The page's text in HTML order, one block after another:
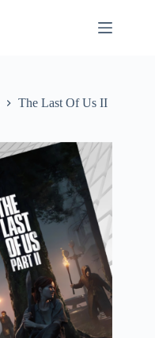
The Last Of Us II